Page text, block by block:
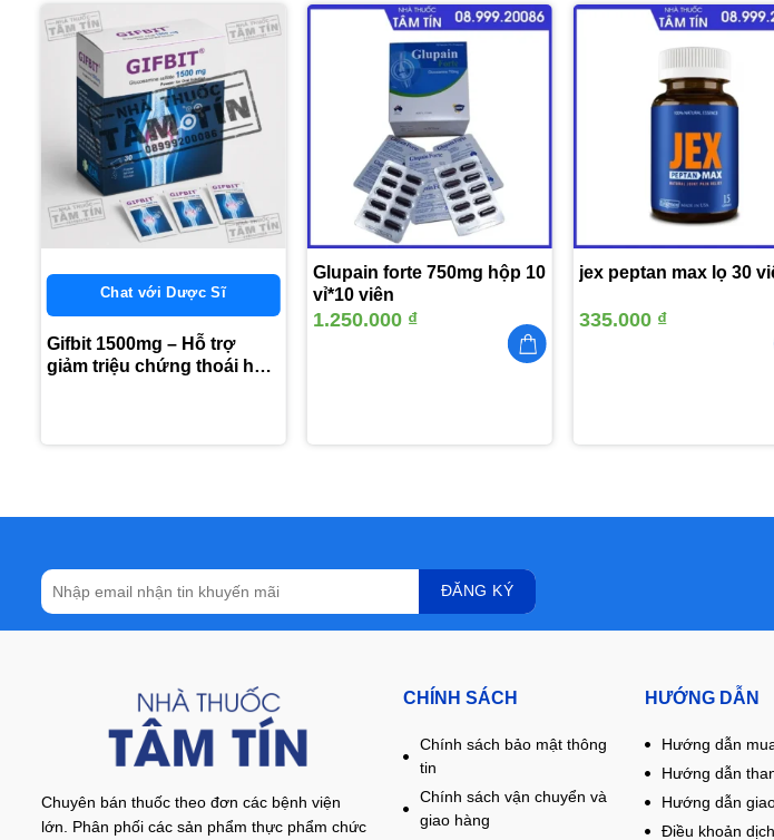
Thêm
vào
yêu
thích
Gifbit 1500mg – Hỗ trợ
giảm triệu chứng thoái hóa
Chat với Dược Sĩ
Glupain forte 750mg hộp 10
vỉ*10 viên
1.250.000 ₫
jex peptan max lọ 30
335.000 ₫
Chuyên bán thuốc theo đơn các bệnh viện
lớn. Phân phối các sản phẩm thực phẩm chức
CHÍNH SÁCH
Chính sách bảo mật thông
tin
Chính sách vận chuyển và
giao hàng
HƯỚNG DẪN
Hướng dẫn
Hướng dẫn
Hướng dẫn
Điều khoản